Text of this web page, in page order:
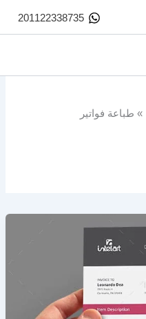
201122338735
طباعة فواتير